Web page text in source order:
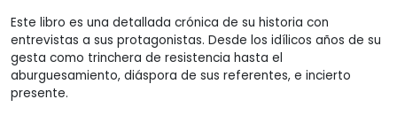
Este libro es una detallada crónica de su historia con
entrevistas a sus protagonistas. Desde los idílicos años de su
gesta como trinchera de resistencia hasta el
aburguesamiento, diáspora de sus referentes, e incierto
presente.